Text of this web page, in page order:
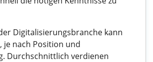
Digitalisierungsbranche kann
je nach Position und
Durchschnittlich verdienen